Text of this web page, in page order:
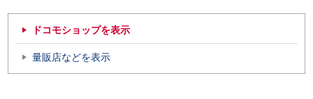
ドコモショップを表示
量販店などを表示